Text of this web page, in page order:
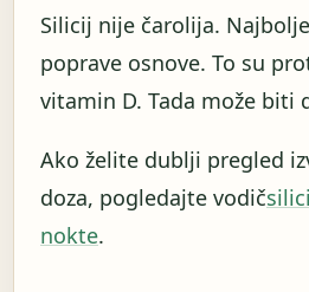
Silicij nije čarolija.
poprave osnove. To su
vitamin D. Tada može biti
Ako želite dublji pregled
doza, pogledajte vodič
nokte.